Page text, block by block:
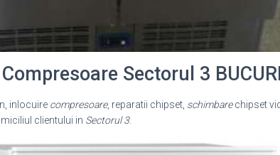
Sectorul 3
inlocuire compresoare, reparatii chipset, schimbarechipset
clientului in Sectorul 3.